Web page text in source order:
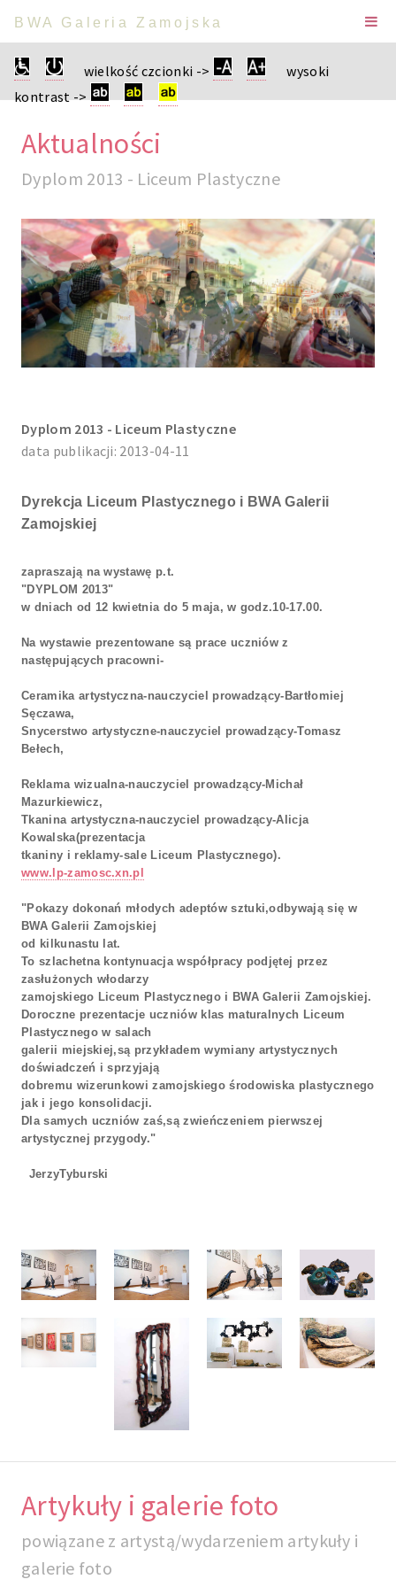
BWA Galeria Zamojska
wielkość czcionki ->
wysoki
kontrast ->
Aktualności
Dyplom 2013 - Liceum Plastyczne
Dyplom 2013 - Liceum Plastyczne
data publikacji: 2013-04-11
Dyrekcja Liceum Plastycznego i BWA Galerii
Zamojskiej
zapraszają na wystawę p.t.
"DYPLOM 2013"
w dniach od 12 kwietnia do 5 maja, w godz.10-17.00.
Na wystawie prezentowane są prace uczniów z
następujących pracowni-
Ceramika artystyczna-nauczyciel prowadzący-Bartłomiej
Sęczawa,
Snycerstwo artystyczne-nauczyciel prowadzący-Tomasz
Bełech,
Reklama wizualna-nauczyciel prowadzący-Michał
Mazurkiewicz,
Tkanina artystyczna-nauczyciel prowadzący-Alicja
Kowalska(prezentacja
tkaniny i reklamy-sale Liceum Plastycznego).
www.lp-zamosc.xn.pl
"Pokazy dokonań młodych adeptów sztuki,odbywają się w
BWA Galerii Zamojskiej
od kilkunastu lat.
To szlachetna kontynuacja współpracy podjętej przez
zasłużonych włodarzy
zamojskiego Liceum Plastycznego i BWA Galerii Zamojskiej.
Doroczne prezentacje uczniów klas maturalnych Liceum
Plastycznego w salach
galerii miejskiej,są przykładem wymiany artystycznych
doświadczeń i sprzyjają
dobremu wizerunkowi zamojskiego środowiska plastycznego
jak i jego konsolidacji.
Dla samych uczniów zaś,są zwieńczeniem pierwszej
artystycznej przygody."
JerzyTyburski
Artykuły i galerie foto
powiązane z artystą/wydarzeniem artykuły i
galerie foto